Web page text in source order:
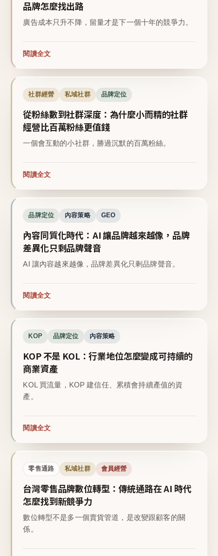
品牌怎麼找出路
廣告成本只升不降，留量才是下一個十年的競爭力。
閱讀全文
社群經營 私域社群 品牌定位
從粉絲數到社群深度：為什麼小而精的社群
經營比百萬粉絲更值錢
一個會互動的小社群，勝過沉默的百萬粉絲。
閱讀全文
品牌定位 內容策略 GEO
內容同質化時代：AI 讓品牌越來越像，品牌
差異化只剩品牌聲音
AI 讓內容越來越像，品牌差異化只剩品牌聲音。
閱讀全文
KOP 品牌定位 內容策略
KOP 不是 KOL：行業地位怎麼變成可持續的
商業資產
KOL 買流量，KOP 建信任、累積會持續產值的資
產。
閱讀全文
零售通路 私域社群 會員經營
台灣零售品牌數位轉型：傳統通路在 AI 時代
怎麼找到新競爭力
數位轉型不是多一個賣貨管道，是改變跟顧客的關
係。